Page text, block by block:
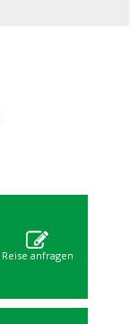
Reise anfragen